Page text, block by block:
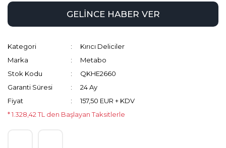
GELİNCE HABER VER
Kategori
Kırıcı Deliciler
Marka
Metabo
Stok Kodu
QKHE2660
Garanti Süresi
24 Ay
Fiyat
157,50 EUR + KDV
* 1.328,42 TL den Başlayan Taksitlerle